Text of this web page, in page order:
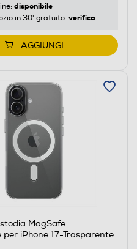
disponibile
in 30' gratuito: verifica
AGGIUNGI
MagSafe
iPhone 17-Trasparente